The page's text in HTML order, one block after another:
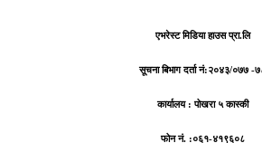
एभरेस्ट मिडिया हाउस प्रा.लि
सूचना बिभाग दर्ता नं:२०४३/०७७ -
कार्यालय :पोखरा ५ कास्की
फोन नं. :०६१-४१९६०८